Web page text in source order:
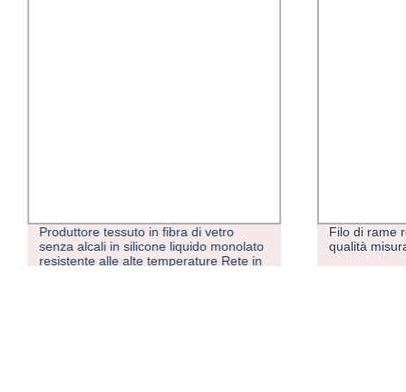
Produttore tessuto in fibra di vetro
senza alcali in silicone liquido monolato
resistente alle alte temperature Rete in
Filo di rame
qualità